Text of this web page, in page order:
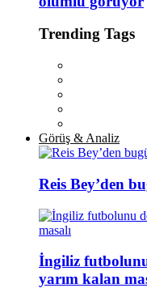
Trending Tags
Görüş & Analiz
Reis Bey’den
İngiliz
yarım kalan